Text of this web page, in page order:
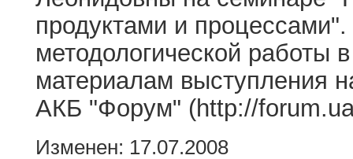
продуктами и
методологической работы
материалам выступления
АКБ "Форум" (http://
Изменен: 17.07.2008